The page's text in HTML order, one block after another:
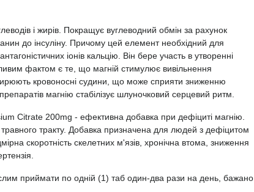
і жирів. Покращує вуглеводний обмін за рахунок
до інсуліну. Причому цей елемент необхідний для
іонів кальцію. Він бере участь в утворенні
фактом є те, що магній стимулює вивільнення
кровоносні судини, що може сприяти зниженню
магнію стабілізує шлуночковий серцевий ритм.
Citrate 200mg - ефективна добавка при дефіциті магнію.
травного тракту. Добавка призначена для людей з дефіцитом
скоротність скелетних м'язів, хронічна втома, зниження
приймати по одній (1) таб один-два рази на день, бажано